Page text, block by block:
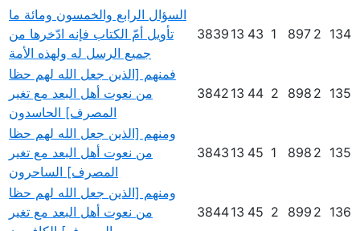
السؤال الرابع والخمسون ومائة ما
تأويل أمّ الكتاب فإنه ادّخرها من
جميع الرسل له ولهذه الأمة
3839 13 43 1 897 2 134
فمنهم [الذين جعل الله لهم حظا
من نعوت أهل البعد مع تغير
المصرف] الحاسدون
3842 13 44 2 898 2 135
ومنهم [الذين جعل الله لهم حظا
من نعوت أهل البعد مع تغير
المصرف] الساحرون
3843 13 45 1 898 2 135
ومنهم [الذين جعل الله لهم حظا
من نعوت أهل البعد مع تغير
384413 45 2 899 2 136